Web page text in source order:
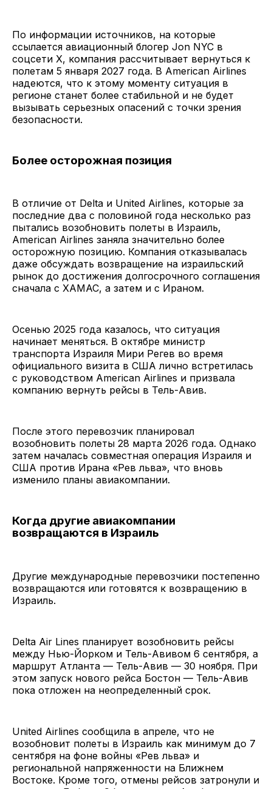
По информации источников, на которые
ссылается авиационный блогер Jon NYC в
соцсети X, компания рассчитывает вернуться к
полетам 5 января 2027 года. В American Airlines
надеются, что к этому моменту ситуация в
регионе станет более стабильной и не будет
вызывать серьезных опасений с точки зрения
безопасности.
Более осторожная позиция
В отличие от Delta и United Airlines, которые за
последние два с половиной года несколько раз
пытались возобновить полеты в Израиль,
American Airlines заняла значительно более
осторожную позицию. Компания отказывалась
даже обсуждать возвращение на израильский
рынок до достижения долгосрочного соглашения
сначала с ХАМАС, а затем и с Ираном.
Осенью 2025 года казалось, что ситуация
начинает меняться. В октябре министр
транспорта Израиля Мири Регев во время
официального визита в США лично встретилась
с руководством American Airlines и призвала
компанию вернуть рейсы в Тель-Авив.
После этого перевозчик планировал
возобновить полеты 28 марта 2026 года. Однако
затем началась совместная операция Израиля и
США против Ирана «Рев льва», что вновь
изменило планы авиакомпании.
Когда другие авиакомпании
возвращаются в Израиль
Другие международные перевозчики постепенно
возвращаются или готовятся к возвращению в
Израиль.
Delta Air Lines планирует возобновить рейсы
между Нью-Йорком и Тель-Авивом 6 сентября, а
маршрут Атланта — Тель-Авив — 30 ноября. При
этом запуск нового рейса Бостон — Тель-Авив
пока отложен на неопределенный срок.
United Airlines сообщила в апреле, что не
возобновит полеты в Израиль как минимум до 7
сентября на фоне войны «Рев льва» и
региональной напряженности на Ближнем
Востоке. Кроме того, отмены рейсов затронули и